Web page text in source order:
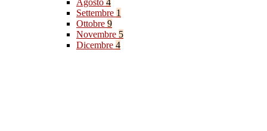
Agosto 4
Settembre 1
Ottobre 9
Novembre 5
Dicembre 4